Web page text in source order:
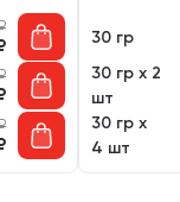
30 гр
30 гр х 2
шт
30 гр х
4 шт